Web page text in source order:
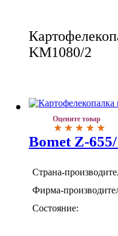
KM1080/2
Оцените товар
Bomet Z-
Страна-
Фирма-
Состояние: